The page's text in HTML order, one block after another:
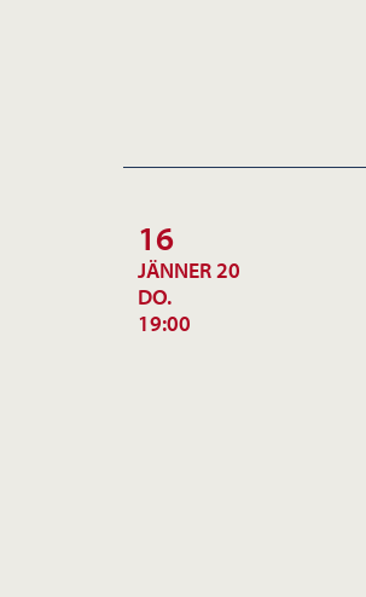
16
JÄNNER 20
DO.
19:00